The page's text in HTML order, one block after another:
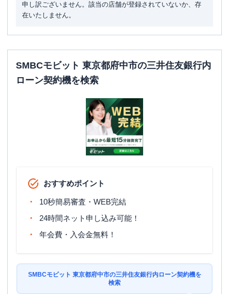
申し訳ございません。該当の店舗が登録されていないか、存
在いたしません。
SMBCモビット 東京都府中市の三井住友銀行内
ローン契約機を検索
おすすめポイント
10秒簡易審査・WEB完結
24時間ネット申し込み可能！
年会費・入会金無料！
SMBCモビット 東京都府中市の三井住友銀行内ローン契約機を
検索